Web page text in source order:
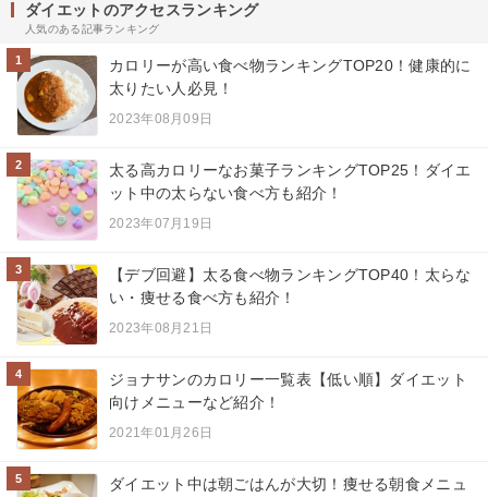
ダイエットのアクセスランキング
人気のある記事ランキング
1
カロリーが高い食べ物ランキングTOP20！健康的に
太りたい人必見！
2023年08月09日
2
太る高カロリーなお菓子ランキングTOP25！ダイエ
ット中の太らない食べ方も紹介！
2023年07月19日
3
【デブ回避】太る食べ物ランキングTOP40！太らな
い・痩せる食べ方も紹介！
2023年08月21日
4
ジョナサンのカロリー一覧表【低い順】ダイエット
向けメニューなど紹介！
2021年01月26日
5
ダイエット中は朝ごはんが大切！痩せる朝食メニュ